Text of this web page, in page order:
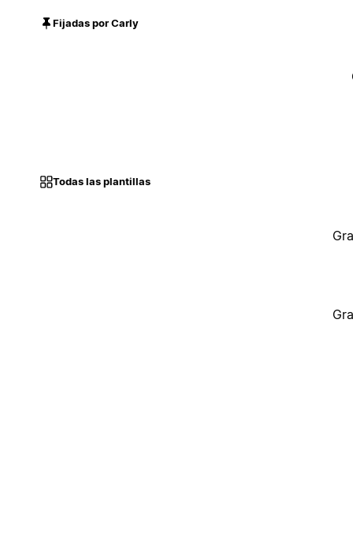
Fijadas por Carly
Todas las plantillas